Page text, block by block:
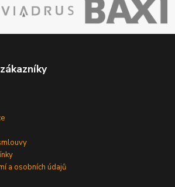
a osobních údajů